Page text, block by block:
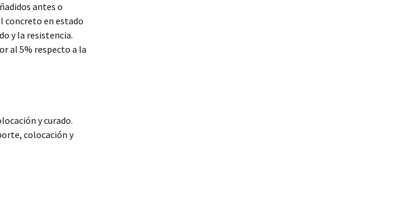
antes o
concreto en estado
y la resistencia.
al 5% respecto a la
y curado.
colocación y